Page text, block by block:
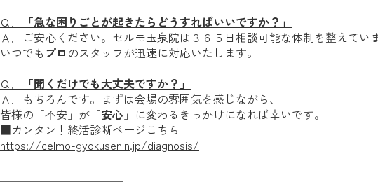
Ｑ．
「急な困りごとが起きたらどうすればいいですか？」
Ａ．ご安心ください。セルモ玉泉院は３６５日相談可能な体制を整えてい
いつでも プロ のスタッフが迅速に対応いたします。
Ｑ．
「聞くだけでも大丈夫ですか？」
Ａ．もちろんです。まずは会場の雰囲気を感じながら、
皆様の「不安」が「安心 」に変わるきっかけになれば幸いです。
■カンタン！終活診断ページこちら
https://celmo-gyokusenin.jp/diagnosis/